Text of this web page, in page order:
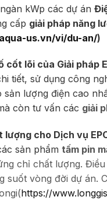
kWp các dự án
cấp giải pháp năng
us.vn/vi/du-an/)
cốt lõi của Giải pháp
tiết, sử dụng công
sản lượng điện cao
còn tư vấn các giải
lượng cho Dịch vụ
sản phẩm tấm pin
chỉ chất lượng.
vòng đời dự án.
https://